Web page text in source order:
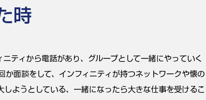
時
ティから電話があり、グループとして一緒にやっていく
面談をして、インフィニティが持つネットワークや懐の
ようとしている、一緒になったら大きな仕事を受けるこ